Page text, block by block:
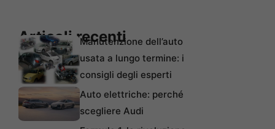
Articoli recentiManutenzione dell’auto
usata a lungo termine: i
consigli degli esperti
Auto elettriche: perché
scegliere Audi